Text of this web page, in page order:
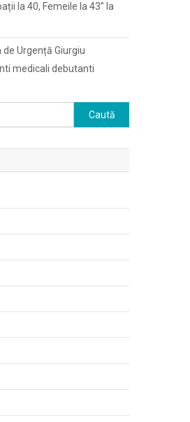
la 40, Femeile la 43” la
Urgență Giurgiu
medicali debutanti
Caută
după: